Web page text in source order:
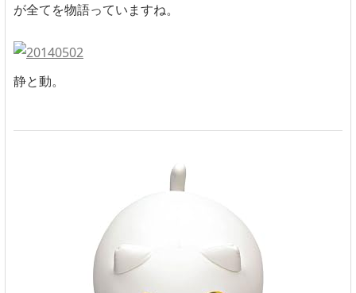
が全てを物語っていますね。
静と動。